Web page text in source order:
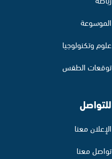
الموسوعة
علوم وتكنولوجيا
توقعات الطقس
للتواصل
الإعلان معنا
تواصل معنا